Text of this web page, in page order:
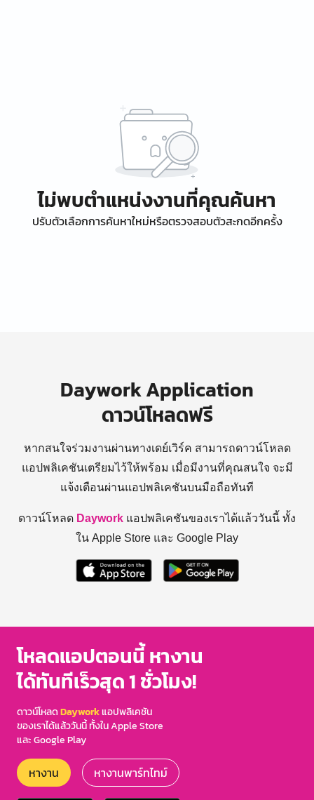
ไม่พบตำแหน่งงานที่คุณค้นหา
ปรับตัวเลือกการค้นหาใหม่หรือตรวจสอบตัวสะกดอีกครั้ง
Daywork Application
ดาวน์โหลดฟรี
หากสนใจร่วมงานผ่านทางเดย์เวิร์ค สามารถดาวน์โหลด
แอปพลิเคชันเตรียมไว้ให้พร้อม เมื่อมีงานที่คุณสนใจ จะมี
แจ้งเตือนผ่านแอปพลิเคชันบนมือถือทันที
ดาวน์โหลด Daywork แอปพลิเคชันของเราได้แล้ววันนี้ ทั้ง
ใน Apple Store และ Google Play
โหลดแอปตอนนี้ หางาน
ได้ทันทีเร็วสุด 1 ชั่วโมง!
ดาวน์โหลดDayworkแอปพลิเคชัน
ของเราได้แล้ววันนี้ ทั้งใน Apple Store
และ Google Play
หางาน หางานพาร์ทไทม์